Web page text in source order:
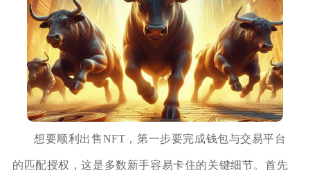
想要顺利出售NFT，第一步要完成钱包与交易平台
的匹配授权，这是多数新手容易卡住的关键细节。首先